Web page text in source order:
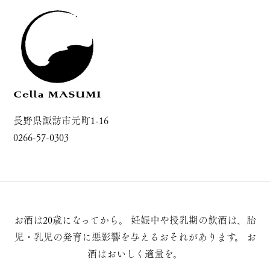
長野県諏訪市元町1-16
0266-57-0303
お酒は20歳になってから。
妊娠中や授乳期の飲酒は、胎
児・乳児の発育に悪影響を与えるおそれがあります。
お
酒はおいしく適量を。